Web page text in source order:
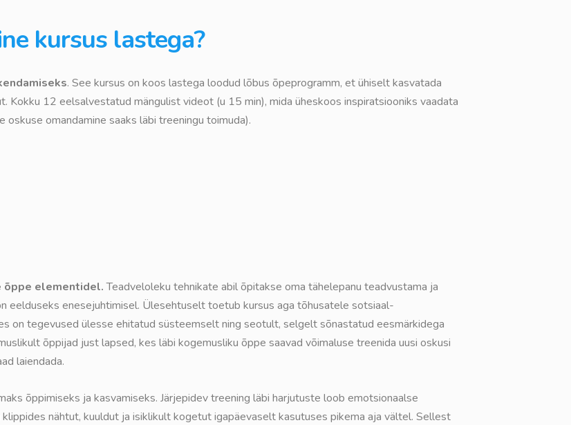
kursus lastega?
. See kursus on koos lastega loodud lõbus õpeprogramm, et ühiselt kasvatada
12 eelsalvestatud mängulist videot (u 15 min), mida üheskoos inspiratsiooniks vaadata
omandamine saaks läbi treeningu toimuda).
õppe elementidel.Teadveloleku tehnikate abil õpitakse oma tähelepanu teadvustama ja
eelduseks enesejuhtimisel. Ülesehtuselt toetub kursus aga tõhusatele sotsiaal-
on tegevused ülesse ehitatud süsteemselt ning seotult, selgelt sõnastatud eesmärkidega
õppijad just lapsed, kes läbi kogemusliku õppe saavad võimaluse treenida uusi oskusi
laiendada.
õppimiseks ja kasvamiseks. Järjepidev treening läbi harjutuste loob emotsionaalse
nähtut, kuuldut ja isiklikult kogetut igapäevaselt kasutuses pikema aja vältel. Sellest